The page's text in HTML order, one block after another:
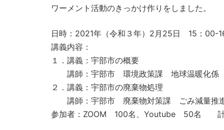
ワーメント活動のきっかけ作りをしました。
日時：2021年（令和３年）2月25日 15：00-
講義内容：
１．講義：宇部市の概要
講師：宇部市 環境政策課 地球温暖化
２．講義：宇部市の廃棄物処理
講師：宇部市 廃棄物対策課 ごみ減量
参加者：ZOOM 100名、Youtube 50名